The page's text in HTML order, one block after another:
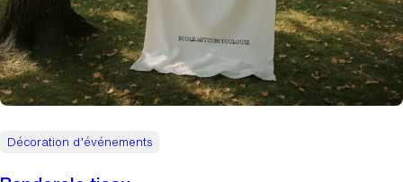
Décoration d’événements